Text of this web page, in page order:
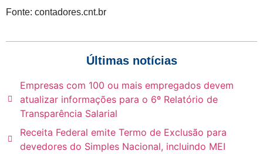
Fonte: contadores.cnt.br
Últimas notícias
Empresas com 100 ou mais empregados devem
atualizar informações para o 6º Relatório de
Transparência Salarial
Receita Federal emite Termo de Exclusão para
devedores do Simples Nacional, incluindo MEI